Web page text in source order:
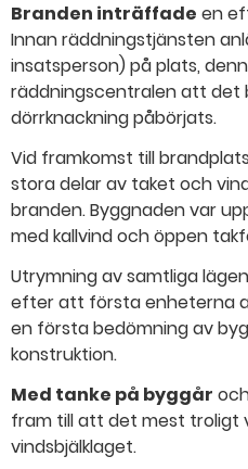
Branden inträffade en
Innan räddningstjänsten
insatsperson) på plats,
räddningscentralen att
dörrknackning påbörjats.
Vid framkomst till
stora delar av taket och
branden. Byggnaden var
med kallvind och öppen
Utrymning av samtliga
efter att första enheterna
en första bedömning av
konstruktion.
Med tanke på byggår
fram till att det mest troligt
vindsbjälklaget.